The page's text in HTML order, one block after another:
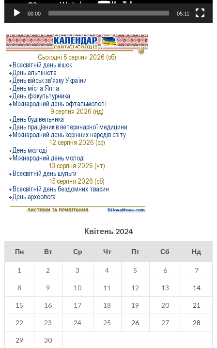
00:00 05:11
Квітень 2024
Пн Вт Ср Чт Пт Сб Нд
1 2 3 4 5 6 7
8 9 10 11 12 13 14
15 16 17 18 19 20 21
22 23 24 25 26 27 28
29 30